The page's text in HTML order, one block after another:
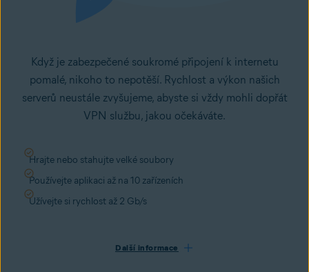
Když je zabezpečené soukromé připojení k internetu
pomalé, nikoho to nepotěší. Rychlost a výkon našich
serverů neustále zvyšujeme, abyste si vždy mohli dopřát
VPN službu, jakou očekáváte.
Hrajte nebo stahujte velké soubory
Používejte aplikaci až na 10 zařízeních
Užívejte si rychlost až 2 Gb/s
Další informace